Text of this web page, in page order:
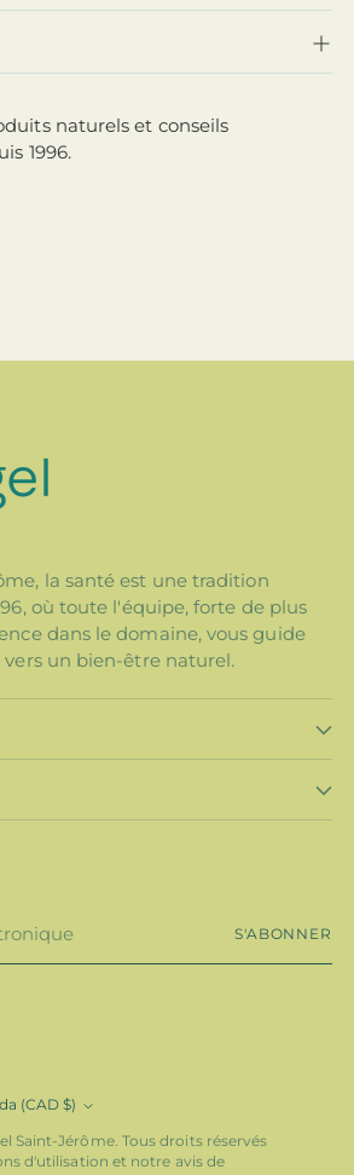
naturels et conseils
1996.
la santé est une tradition
où toute l'équipe, forte de plus
dans le domaine, vous guide
vers un bien-être naturel.
S'ABONNER
Canada (CAD $)
Saint-Jérôme. Tous droits réservés
d'utilisation et notre avis de